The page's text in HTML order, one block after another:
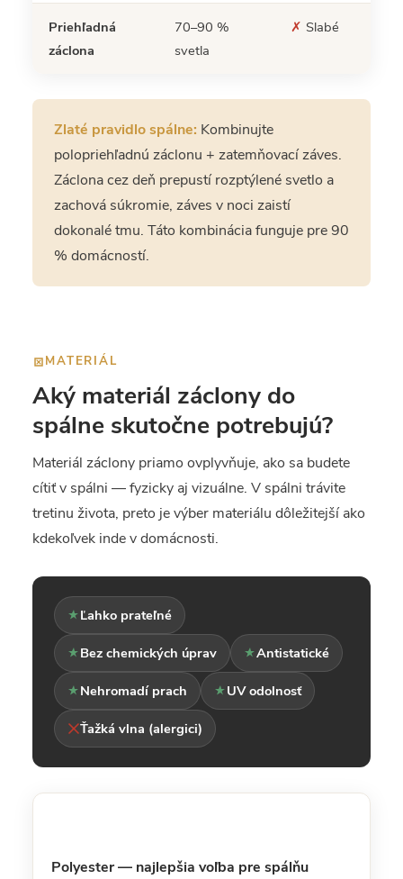
Priehľadná
záclona
70–90 %
svetla
✗ Slabé
Zlaté pravidlo spálne: Kombinujte
polopriehľadnú záclonu + zatemňovací záves.
Záclona cez deň prepustí rozptýlené svetlo a
zachová súkromie, záves v noci zaistí
dokonalé tmu. Táto kombinácia funguje pre 90
% domácností.
MATERIÁL
Aký materiál záclony do
spálne skutočne potrebujú?
Materiál záclony priamo ovplyvňuje, ako sa budete
cítiť v spálni — fyzicky aj vizuálne. V spálni trávite
tretinu života, preto je výber materiálu dôležitejší ako
kdekoľvek inde v domácnosti.
Ľahko prateľné
Bez chemických úprav Antistatické
Nehromadí prach UV odolnosť
Ťažká vlna (alergici)
Polyester — najlepšia voľba pre spálňu